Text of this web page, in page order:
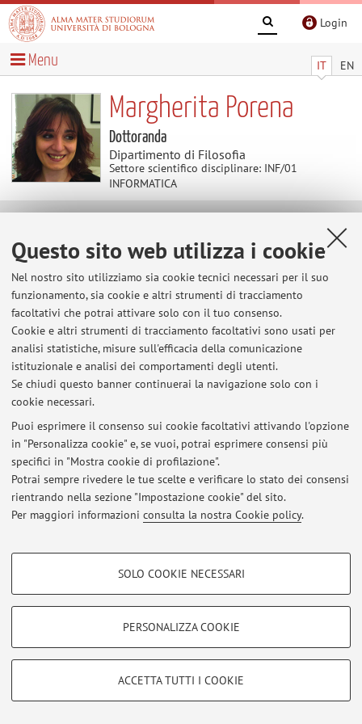
Questo sito web utilizza i cookie
Nel nostro sito utilizziamo sia cookie tecnici necessari per il suo
funzionamento, sia cookie e altri strumenti di tracciamento
facoltativi che potrai attivare solo con il tuo consenso.
Cookie e altri strumenti di tracciamento facoltativi sono usati per
analisi statistiche, misure sull'efficacia della comunicazione
istituzionale e analisi dei comportamenti degli utenti.
Se chiudi questo banner continuerai la navigazione solo con i
cookie necessari.
Puoi esprimere il consenso sui cookie facoltativi attivando l'opzione
in "Personalizza cookie" e, se vuoi, potrai esprimere consensi più
specifici in "Mostra cookie di profilazione".
Potrai sempre rivedere le tue scelte e verificare lo stato dei consensi
rientrando nella sezione "Impostazione cookie" del sito.
Per maggiori informazioni consulta la nostra Cookie policy.
COOKIE DI PROFILAZIONE - FACOLTATIVI
COOKIE TECNICI - NECESSARI
Si tratta di cookie tecnici utilizzati, a titolo esemplificativo, per il corretto
SOLO COOKIE NECESSARI
PERSONALIZZA COOKIE
ACCETTA TUTTI I COOKIE
Login
IT EN
Menu
Margherita Porena
Dottoranda
Dipartimento di Filosofia
Settore scientifico disciplinare: INF/01
INFORMATICA
Temi di ricerca
Conoscenza
Rappresentazione della Conoscenza
Ultimi avvisi
Al momento non sono presenti avvisi.
Area riservata
Accedi tramiteloginper gestire tutti i contenuti del sito.
© 2026 - ALMA MATER STUDIORUM - Università di Bologna - Via
Privacy|Note legali|Impostazioni Cookie